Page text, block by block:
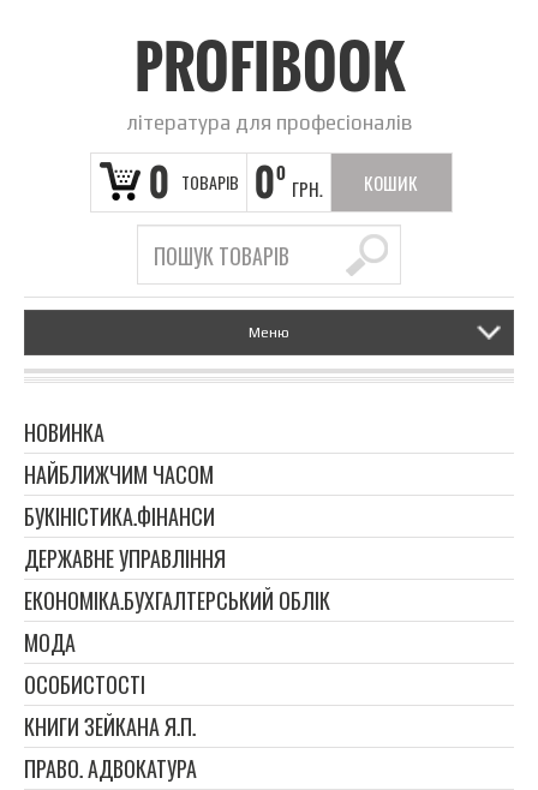
PROFIBOOK
література для професіоналів
0 ТОВАРІВ 00
ГРН. КОШИК
ПОРОЖНІЙ
Меню
НОВИНКА
НАЙБЛИЖЧИМ ЧАСОМ
БУКІНІСТИКА.ФІНАНСИ
ДЕРЖАВНЕ УПРАВЛІННЯ
ЕКОНОМІКА.БУХГАЛТЕРСЬКИЙ ОБЛІК
МОДА
ОСОБИСТОСТІ
КНИГИ ЗЕЙКАНА Я.П.
ПРАВО. АДВОКАТУРА